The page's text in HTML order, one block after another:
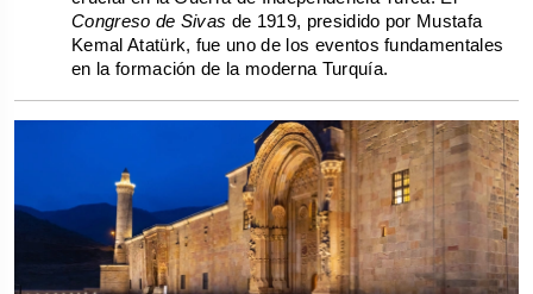
Congreso de Sivas de 1919, presidido por Mustafa
Kemal Atatürk, fue uno de los eventos fundamentales
en la formación de la moderna Turquía.